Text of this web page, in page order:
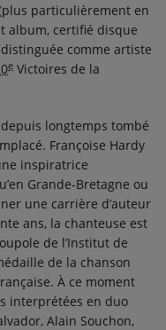
particulièrement en
album, certifié disque
comme artiste
e Victoires de la
longtemps tombé
Françoise Hardy
inspiratrice
Grande-Bretagne ou
une carrière d’auteur
ans, la chanteuse est
de l’Institut de
de la chanson
À ce moment
interprétées en duo
Alain Souchon,